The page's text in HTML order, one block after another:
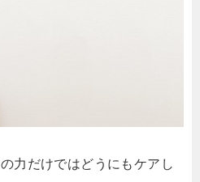
力だけではどうにもケアし